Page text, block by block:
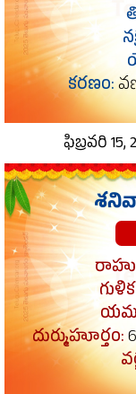
కరణం:
ఫిబ్రవరి
దుర్ముహూర్తం: